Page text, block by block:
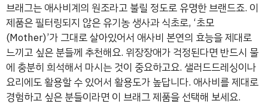
브래그는 애사비계의 원조라고 불릴 정도로 유명한 브랜드죠. 이
제품은 필터링되지 않은 유기농 생사과 식초로, ‘초모
(Mother)’가 그대로 살아있어서 애사비 본연의 효능을 제대로
느끼고 싶은 분들께 추천해요. 위장장애가 걱정된다면 반드시 물
에 충분히 희석해서 마시는 것이 중요하고요. 샐러드드레싱이나
요리에도 활용할 수 있어서 활용도가 높답니다. 애사비를 제대로
경험하고 싶은 분들이라면 이 브래그 제품을 선택해 보세요.